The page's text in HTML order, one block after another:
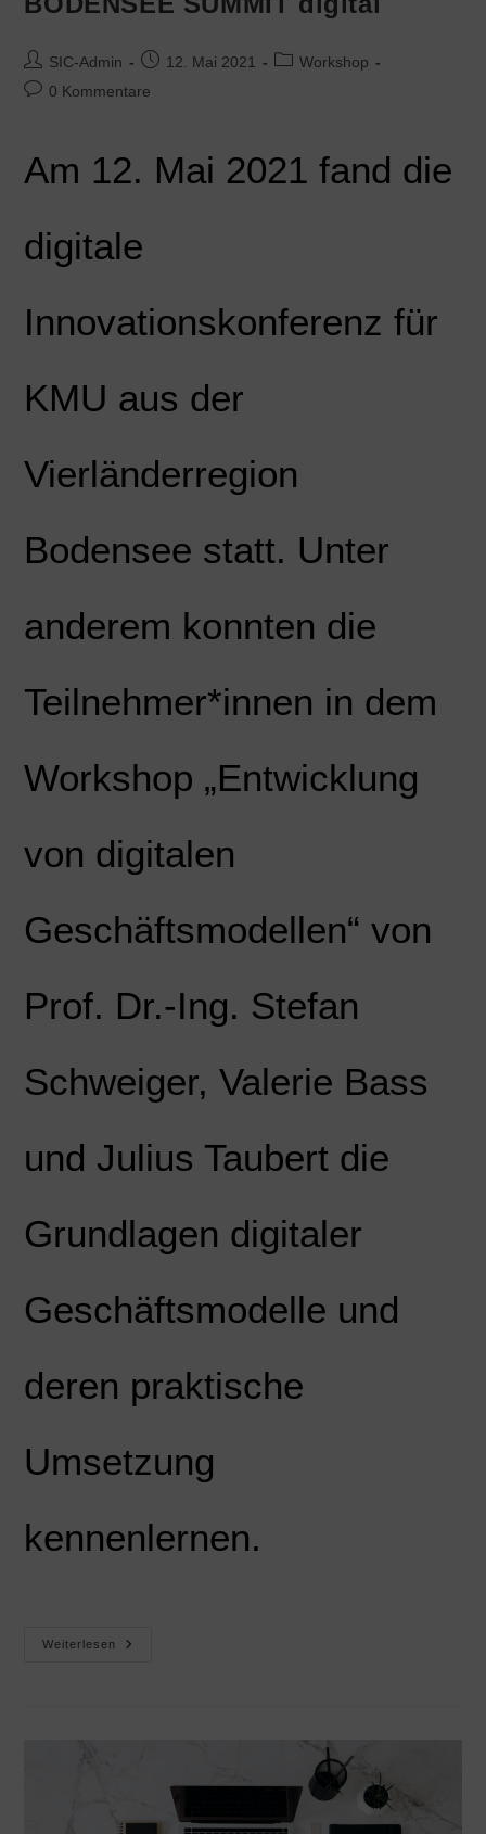
SIC-Admin 12. Mai 2021
Workshop
0 Kommentare
Am 12. Mai 2021 fand die
digitale
Innovationskonferenz für
KMU aus der
Vierländerregion
Bodensee statt. Unter
anderem konnten die
Teilnehmer*innen in dem
Workshop „Entwicklung
von digitalen
Geschäftsmodellen“ von
Prof. Dr.-Ing. Stefan
Schweiger, Valerie Bass
und Julius Taubert die
Grundlagen digitaler
Geschäftsmodelle und
deren praktische
Umsetzung
kennenlernen.
Weiterlesen